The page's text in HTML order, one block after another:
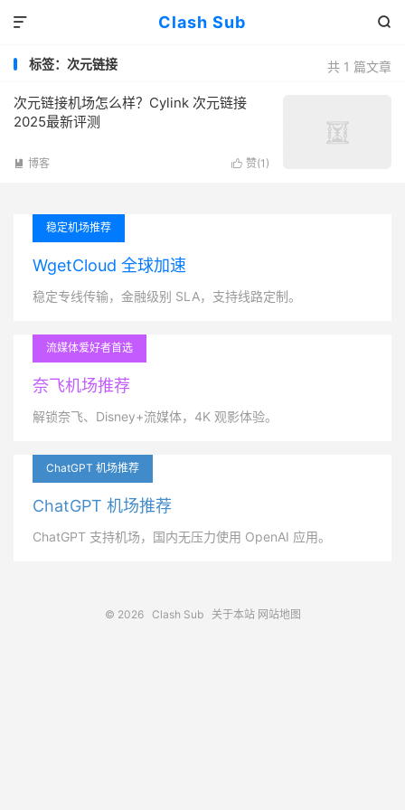
Clash Sub 

共 1 篇文章
标签：次元链接
次元链接机场怎么样？Cylink 次元链接
2025最新评测
 赞(1 )
 博客
稳定机场推荐
WgetCloud 全球加速
稳定专线传输，金融级别 SLA，支持线路定制。
流媒体爱好者首选
奈飞机场推荐
解锁奈飞、Disney+流媒体，4K 观影体验。
ChatGPT 机场推荐
ChatGPT 机场推荐
ChatGPT 支持机场，国内无压力使用 OpenAI 应用。
© 2026 Clash Sub 关于本站 网站地图